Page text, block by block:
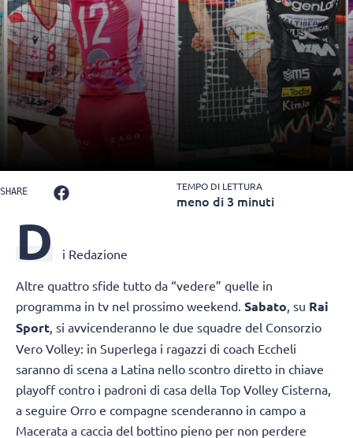
SHARE TEMPO DI LETTURA
meno di 3 minuti
D i Redazione
Altre quattro sfide tutto da “vedere” quelle in
programma in tv nel prossimo weekend. Sabato, su Rai
Sport, si avvicenderanno le due squadre del Consorzio
Vero Volley: in Superlega i ragazzi di coach Eccheli
saranno di scena a Latina nello scontro diretto in chiave
playoff contro i padroni di casa della Top Volley Cisterna,
a seguire Orro e compagne scenderanno in campo a
Macerata a caccia del bottino pieno per non perdere